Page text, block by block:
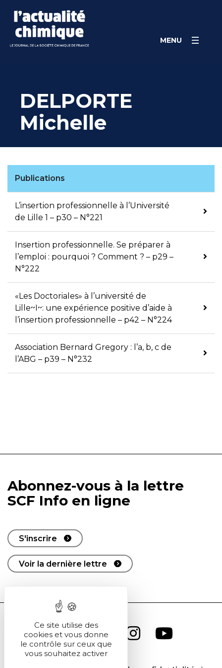
content
MENU
DELPORTE
Michelle
Publications
L’insertion professionnelle à l’Université
de Lille 1 – p30 – N°221
Insertion professionnelle. Se préparer à
l’emploi : pourquoi ? Comment ? – p29 –
N°222
«Les Doctoriales» à l’université de
Lille~I~: une expérience positive d’aide à
l’insertion professionnelle – p42 – N°224
Association Bernard Gregory : l’a, b, c de
l’ABG – p39 – N°232
Abonnez-vous à la lettre
SCF Info en ligne
S'inscrire
Voir la dernière lettre
Ce site utilise des
cookies et vous donne
le contrôle sur ceux que
vous souhaitez activer